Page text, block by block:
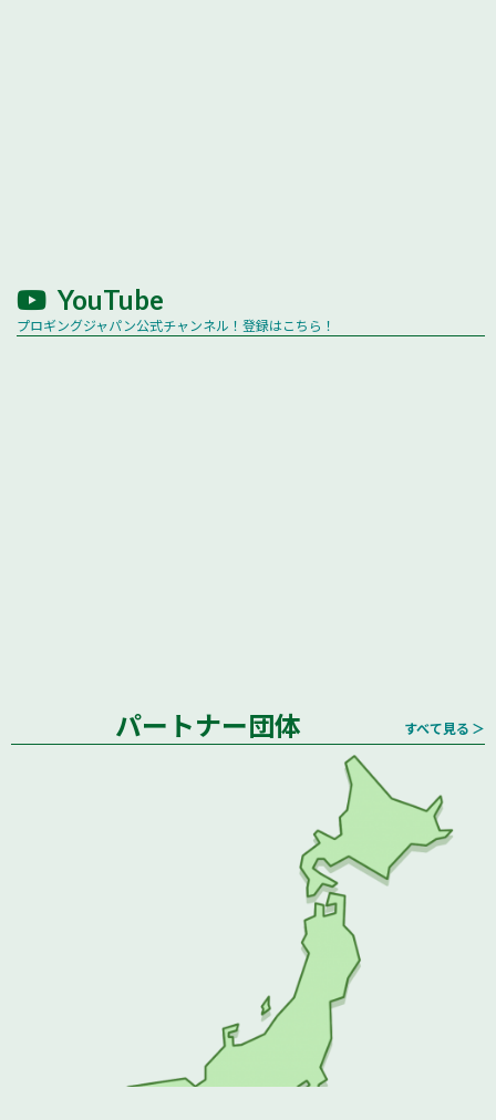
YouTube
プロギングジャパン公式チャンネル！登録はこちら！
すべて見る ＞
パートナー団体